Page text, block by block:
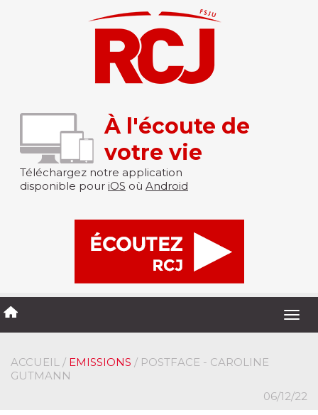
À l'écoute de
votre vie
Téléchargez notre application
disponible pour iOS où Android
ACCUEIL / EMISSIONS / POSTFACE - CAROLINE
GUTMANN
06/12/22